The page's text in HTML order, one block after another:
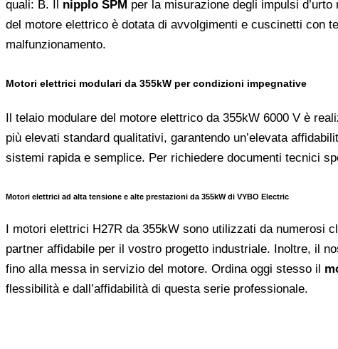
quali: B. Il nipplo SPM per la misurazione degli impulsi
del motore elettrico è dotata di avvolgimenti e cuscinetti con
malfunzionamento.
Motori elettrici modulari da 355kW per condizioni impegnative
Il telaio modulare del motore elettrico da 355kW 6000 V è
più elevati standard qualitativi, garantendo un’elevata
sistemi rapida e semplice. Per richiedere documenti tecnici
Motori elettrici ad alta tensione e alte prestazioni da 355kW di VYBO Electric
I motori elettrici H27R da 355kW sono utilizzati da numerosi
partner affidabile per il vostro progetto industriale. Inoltre, il
fino alla messa in servizio del motore. Ordina oggi stesso il
flessibilità e dall’affidabilità di questa serie professionale.